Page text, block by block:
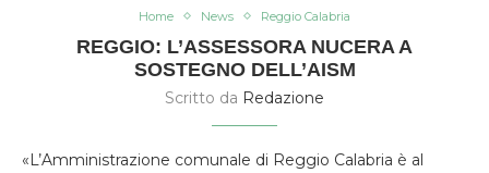
Home News Reggio Calabria
REGGIO: L’ASSESSORA NUCERA A
SOSTEGNO DELL’AISM
Scritto da Redazione
«L’Amministrazione comunale di Reggio Calabria è al